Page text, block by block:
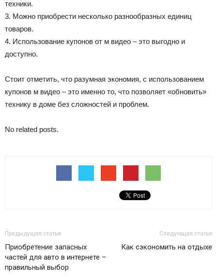
техники.
3. Можно приобрести несколько разнообразных единиц
товаров.
4. Использование купонов от м видео – это выгодно и
доступно.
Стоит отметить, что разумная экономия, с использованием
купонов м видео – это именно то, что позволяет «обновить»
технику в доме без сложностей и проблем.
No related posts.
Предыдущая статья
Приобретение запасных
частей для авто в интернете –
правильный выбор
Следующая статья
Как сэкономить на отдыхе